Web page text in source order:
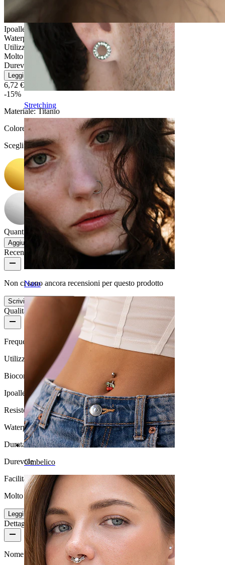
Stretching
Naso
Ombelico
Ipoallergenico
Waterproof
Utilizzo quotidiano
Molto facile
Durevole
Leggi di più
6,72 €
-15%
Materiale:Titanio
Colore
Scegli Colore
Quantità: 1
Modifica
Aggiungi al carrello
Recensioni del prodotto
Non ci sono ancora recensioni per questo prodotto
Scrivi una recensione
Qualità del prodotto
Frequenza di utilizzo
Utilizzo quotidiano
Biocompatibilità
Ipoallergenico
Resistenza all'acqua
Waterproof
Durata
Durevole
Facilità d'uso
Molto facile
Leggi di più
Dettagli del prodotto
Nome:Charm con pietra a forma di diamante